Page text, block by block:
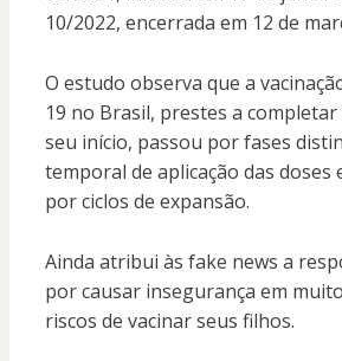
10/2022, encerrada em 12 de
O estudo observa que a
19 no Brasil, prestes a completar
seu início, passou por fases
temporal de aplicação das doses
por ciclos de expansão.
Ainda atribui às fake news a
por causar insegurança em
riscos de vacinar seus filhos.